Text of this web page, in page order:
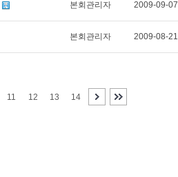
본회관리자 2009-09-07
본회관리자 2009-08-21
11 12 13 14